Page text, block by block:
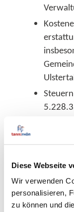
Diese Webseite
Wir verwenden
personalisieren,
zu können und